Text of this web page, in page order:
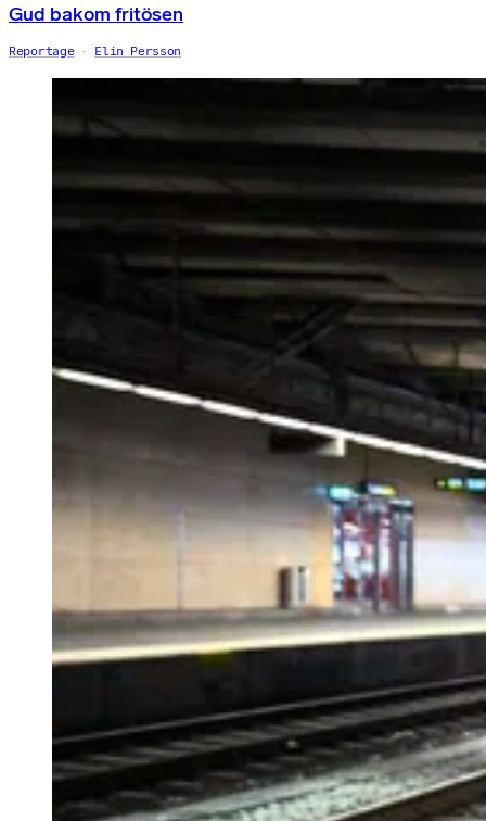
Gud bakom fritösen
Reportage Elin Persson